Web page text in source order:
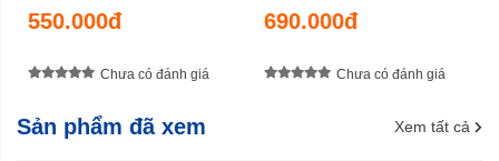
550.000đ
Chưa có đánh giá
690.000đ
Chưa có đánh giá
Sản phẩm đã xem Xem tất cả